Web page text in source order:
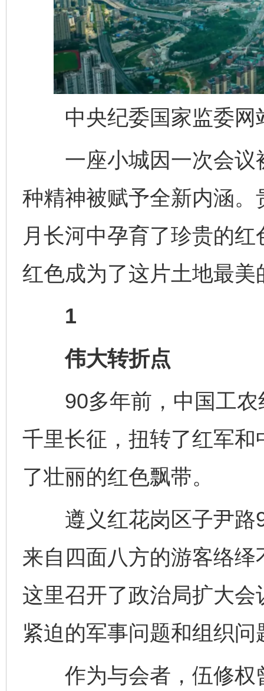
中央纪委国家监委网
一座小城因一次会议
种精神被赋予全新内涵。
月长河中孕育了珍贵的
红色成为了这片土地最美
1
伟大转折点
90多年前，中国工农
千里长征，扭转了红军
了壮丽的红色飘带。
遵义红花岗区子尹路
来自四面八方的游客络
这里召开了政治局扩大
紧迫的军事问题和组织问
作为与会者，伍修权